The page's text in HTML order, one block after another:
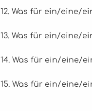
12. Was für ein/eine/
13. Was für ein/eine/
14. Was für ein/eine/
15. Was für ein/eine/